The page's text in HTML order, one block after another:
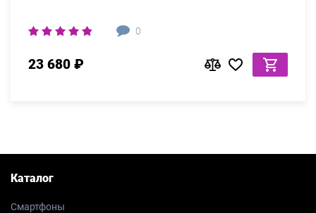
0
23 680 ₽
Каталог
Смартфоны